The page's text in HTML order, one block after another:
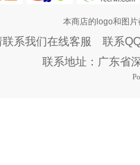
本商店的logo和图
系我们在线客服 联系
联系地址：广东省